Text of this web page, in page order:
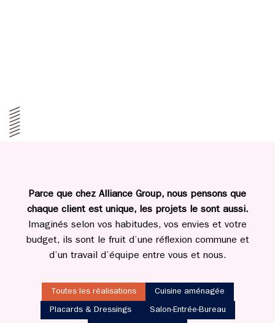
Parce que chez Alliance Group, nous pensons que
chaque client est unique, les projets le sont aussi.
Imaginés selon vos habitudes, vos envies et votre
budget, ils sont le fruit d’une réflexion commune et
d’un travail d’équipe entre vous et nous.
Toutes les réalisations Cuisine aménagée
Placards & Dressings Salon-Entrée-Bureau